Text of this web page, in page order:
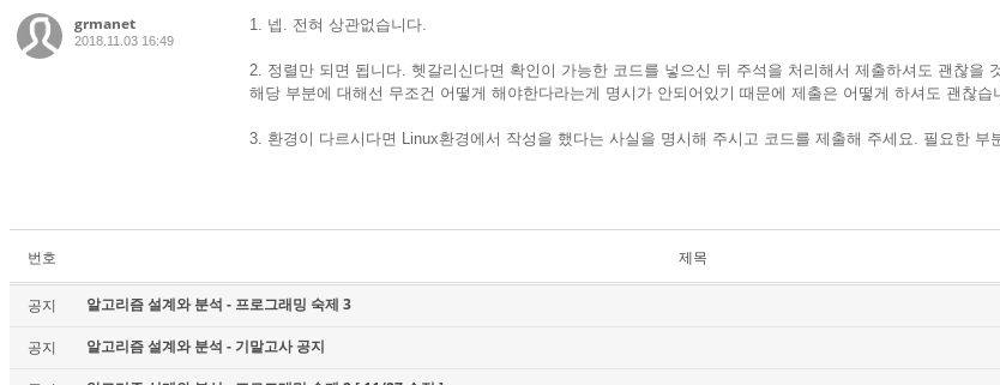
grmanet
2018.11.03 16:49
1. 넵. 전혀 상관없습니다.
2. 정렬만 되면 됩니다. 헷갈리신다면 확인이 가능한 코드를 넣으신 뒤 주석을 처리해서 제출하셔도 괜찮을
해당 부분에 대해선 무조건 어떻게 해야한다라는게 명시가 안되어있기 때문에 제출은 어떻게 하셔도 괜찮
3. 환경이 다르시다면 Linux환경에서 작성을 했다는 사실을 명시해 주시고 코드를 제출해 주세요. 필요한 부
번호 제목
공지 알고리즘 설계와 분석 - 프로그래밍 숙제 3
공지 알고리즘 설계와 분석 - 기말고사 공지